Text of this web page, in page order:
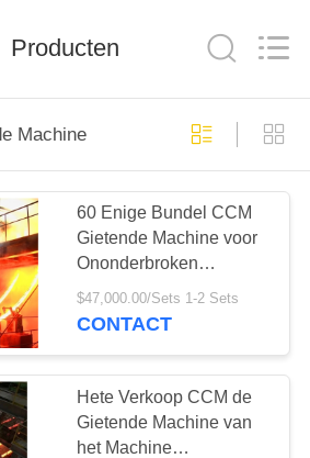
Producten
Machine
60 Enige Bundel CCM
Gietende Machine voor
Ononderbroken
Afgietsel
$47,000.00/Sets 1-2 Sets
CONTACT
Hete Verkoop CCM de
Gietende Machine van
het Machine